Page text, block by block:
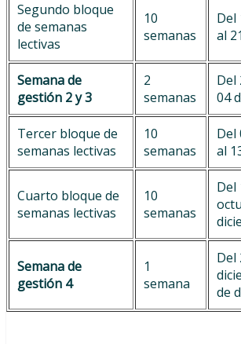
Segundo bloque
de semanas
lectivas
10
semanas
Del
al
Semana de
gestión 2 y 3
2
semanas
Del
04
Tercer bloque de
semanas lectivas
10
semanas
Del
al
Cuarto bloque de
semanas lectivas
10
semanas
Del
Semana de
gestión 4
1
semana
Del
de